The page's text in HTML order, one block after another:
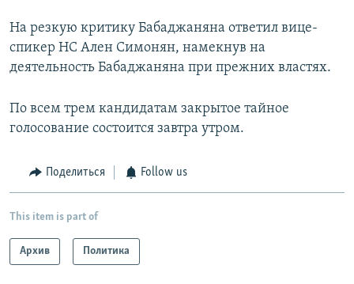
На резкую критику Бабаджаняна ответил вице-
спикер НС Ален Симонян, намекнув на
деятельность Бабаджаняна при прежних властях.
По всем трем кандидатам закрытое тайное
голосование состоится завтра утром.
Поделиться Follow us
This item is part of
Архив Политика